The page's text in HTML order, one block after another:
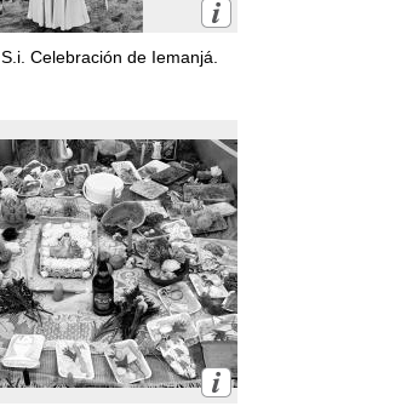
S.i. Celebración de Iemanjá.